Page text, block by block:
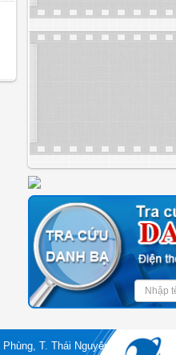
T. Thái Nguyên